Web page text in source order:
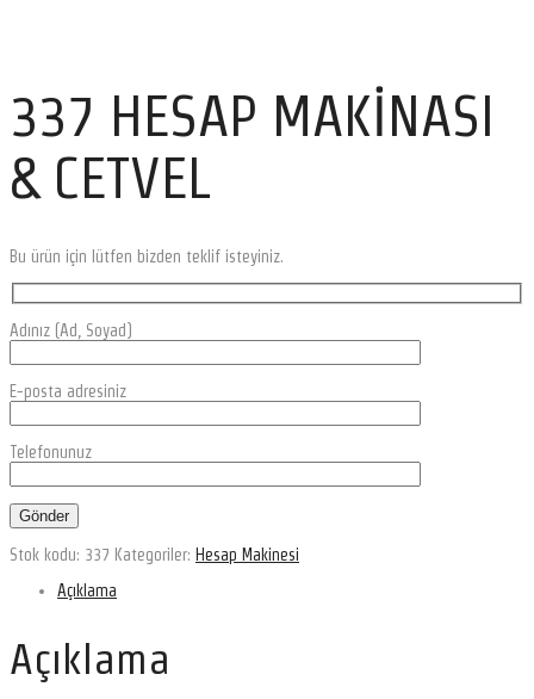
337 HESAP MAKİNASI
& CETVEL
Bu ürün için lütfen bizden teklif isteyiniz.
Adınız (Ad, Soyad)
E-posta adresiniz
Telefonunuz
Stok kodu: 337 Kategoriler: Hesap Makinesi
Açıklama
Açıklama